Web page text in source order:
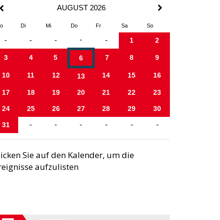
AUGUST 2026
Di Mi Do Fr Sa So
- - - - - 1 2
3 4 5 6 7 8 9
10 11 12 13 14 15 16
17 18 19 20 21 22 23
24 25 26 27 28 29 30
31 - - - - - -
Sie auf den Kalender, um die
aufzulisten